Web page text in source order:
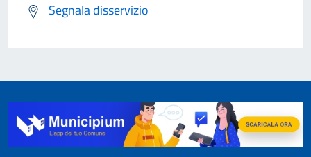
Segnala disservizio